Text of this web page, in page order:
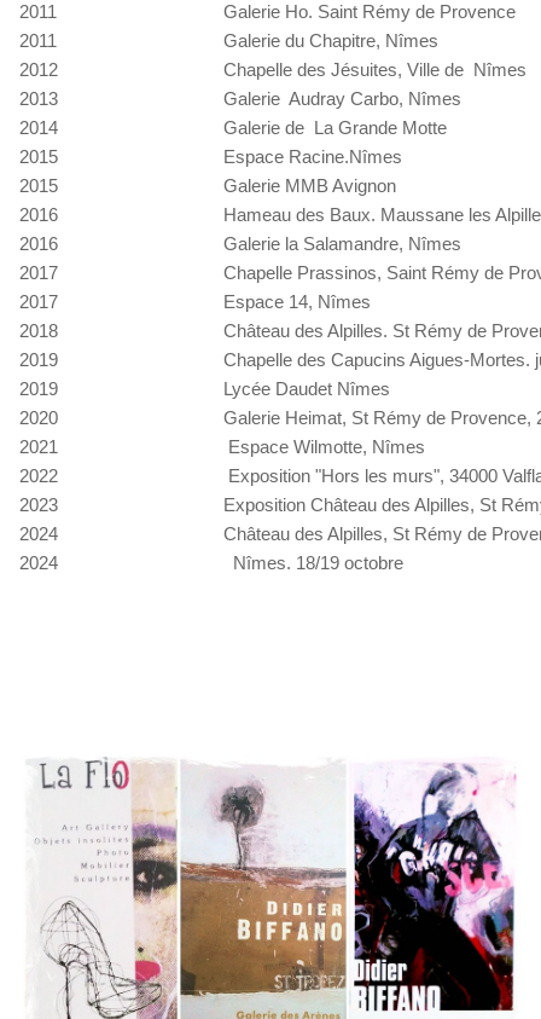
2011
Galerie Ho. Saint Rémy de Provence
2011
Galerie du Chapitre, Nîmes
2012
Chapelle des Jésuites, Ville de Nîmes
2013
Galerie Audray Carbo, Nîmes
2014
Galerie de La Grande Motte
2015
Espace Racine.Nîmes
2015
Galerie MMB Avignon
2016
Hameau des Baux. Maussane les
2016
Galerie la Salamandre, Nîmes
2017
Chapelle Prassinos, Saint Rémy de
2017
Espace 14, Nîmes
2018
Château des Alpilles. St Rémy de
2019
Chapelle des Capucins Aigues-Mortes.
2019
Lycée Daudet Nîmes
2020
Galerie Heimat, St Rémy de Provence,
2021
Espace Wilmotte, Nîmes
2022
Exposition "Hors les murs", 34000
2023
Exposition Château des Alpilles, St
2024
Château des Alpilles, St Rémy de
2024
Nîmes. 18/19 octobre